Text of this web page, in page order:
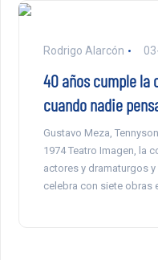
Rodrigo Alarcón
40 años cumple la
cuando nadie
Gustavo Meza,
1974 Teatro Imagen, la
actores y dramaturgos
celebra con siete obras